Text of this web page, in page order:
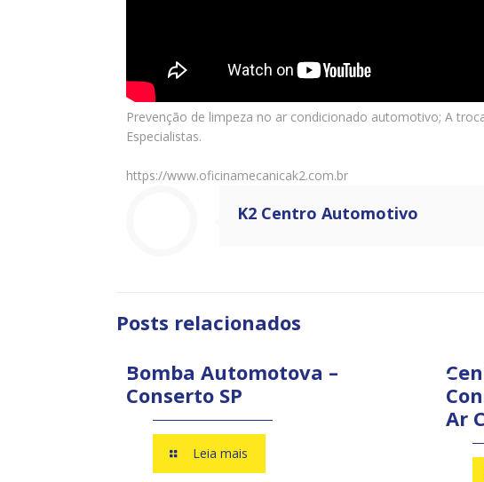
Prevenção de limpeza no ar condicionado automotivo; A
Especialistas.
https://www.oficinamecanicak2.com.br
K2 Centro Automotivo
Posts relacionados
Bomba Automotova –
Conserto SP
Leia mais
Ar